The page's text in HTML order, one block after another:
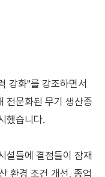
강화"를 강조하면서
전문화된 무기 생산종
했습니다.
설들에 결점들이 잠재
환경 조건 개선, 종업